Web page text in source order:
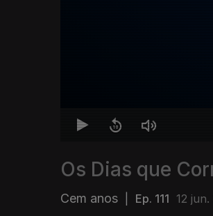
Os Dias que
Cem anos Ep. 111 12 jun.